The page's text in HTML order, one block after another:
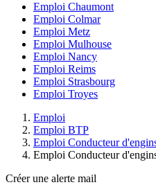
Emploi Chaumont
Emploi Colmar
Emploi Metz
Emploi Mulhouse
Emploi Nancy
Emploi Reims
Emploi Strasbourg
Emploi Troyes
Emploi
Emploi BTP
Emploi Conducteur
Emploi Conducteur
Créer une alerte mail